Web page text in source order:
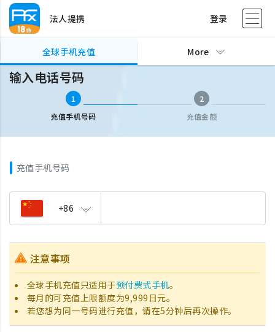
法人提携 登录
全球手机充值 More
全球手机充值 输入电话号码
输入电话号码
1
充值手机号码
2
充值金额
充值手机号码
+86
注意事项
全球手机充值只适用于预付费式手机。
每月的可充值上限额度为9,999日元。
若您想为同一号码进行充值，请在5分钟后再次操作。